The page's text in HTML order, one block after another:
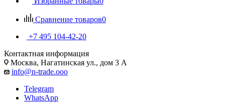
Сравнение товаров0
+7 495 104-42-20
Контактная информация
Москва, Нагатинская ул., дом 3 А
info@n-trade.ooo
Telegram
WhatsApp